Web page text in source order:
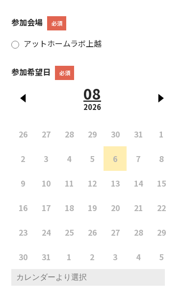
参加会場 必須
アットホームラボ上越
参加希望日 必須
08
2026
26 27 28 29 30 31 1
2 3 4 5 6 7 8
9 10 11 12 13 14 15
16 17 18 19 20 21 22
23 24 25 26 27 28 29
30 31 1 2 3 4 5